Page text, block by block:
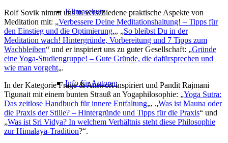
Klimaschutz
Info für Autoren
Rolf Sovik nimmt uns in verschiedene praktische Aspekte von
Meditation mit: „Verbessere Deine Meditationshaltung! – Tipps für
den Einstieg und die Optimierung„, „So bleibst Du in der
Meditation wach! Hintergründe, Vorbereitung und 7 Tipps zum
Wachbleiben“ und er inspiriert uns zu guter Gesellschaft: „Gründe
eine Yoga-Studiengruppe! – Gute Gründe, die dafürsprechen und
wie man vorgeht„.
In der Kategorie Frage & Antwort inspiriert und Pandit Rajmani
Tigunait mit einem bunten Strauß an Yogaphilosophie: „Yoga Sutra:
Das zeitlose Handbuch für innere Entfaltung„, „Was ist Mauna oder
die Praxis der Stille? – Hintergründe und Tipps für die Praxis“ und
„Was ist Sri Vidya? In welchem Verhältnis steht diese Philosophie
zur Himalaya-Tradition?“.